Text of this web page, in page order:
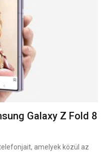
Galaxy Z Fold 8
amelyek közül az